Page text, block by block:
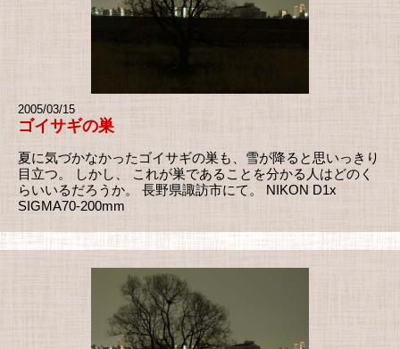
2005/03/15
ゴイサギの巣
夏に気づかなかったゴイサギの巣も、雪が降ると思いっきり
目立つ。 しかし、 これが巣であることを分かる人はどのく
らいいるだろうか。 長野県諏訪市にて。 NIKON D1x
SIGMA70-200mm